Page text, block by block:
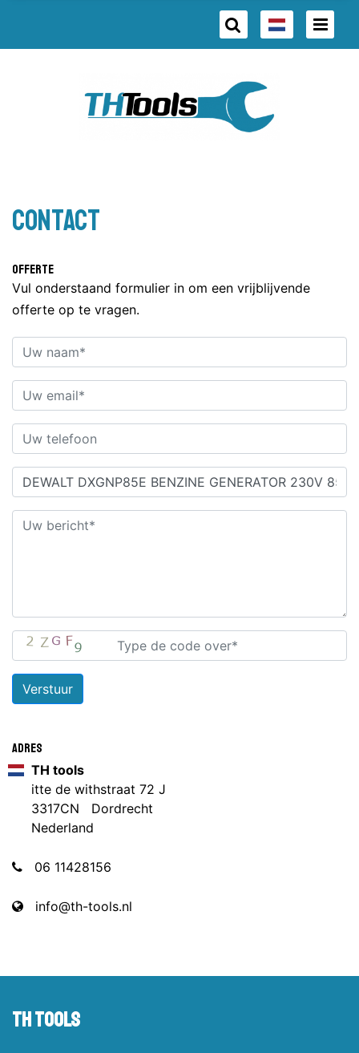
Contact
Offerte
Vul onderstaand formulier in om een vrijblijvende
offerte op te vragen.
Verstuur
Adres
TH tools
itte de withstraat 72 J
3317CN Dordrecht
Nederland
06 11428156
info@th-tools.nl
TH tools